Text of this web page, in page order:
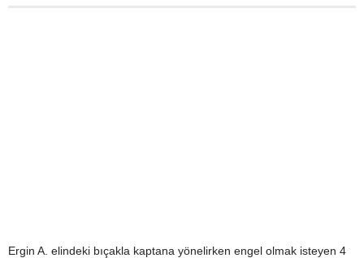
Ergin A. elindeki bıçakla kaptana yönelirken engel olmak isteyen 4